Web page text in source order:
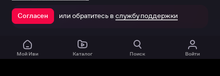
окончания
престижной
поступила
в
Открыть в приложении
Мой Иви Каталог Поиск Войти
Согласен или обратитесь в службу поддержки